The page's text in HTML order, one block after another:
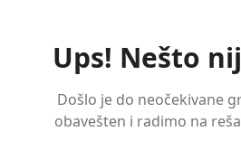
Ups! Nešto
Došlo je do neočekivane
obavešten i radimo na